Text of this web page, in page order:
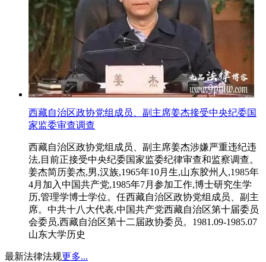
西藏自治区政协党组成员、副主席姜杰接受中央纪委国
家监委审查调查
西藏自治区政协党组成员、副主席姜杰涉嫌严重违纪违
法,目前正接受中央纪委国家监委纪律审查和监察调查。
姜杰简历姜杰,男,汉族,1965年10月生,山东胶州人,1985年
4月加入中国共产党,1985年7月参加工作,博士研究生学
历,管理学博士学位。任西藏自治区政协党组成员、副主
席。中共十八大代表,中国共产党西藏自治区第十届委员
会委员,西藏自治区第十二届政协委员。1981.09-1985.07
山东大学历史
最新法律法规更多...